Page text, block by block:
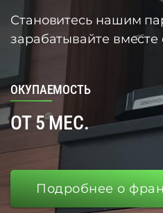
Становитесь нашим
зарабатывайте вместе
ОКУПАЕМОСТЬ
ОТ 5 МЕС.
Подробнее о